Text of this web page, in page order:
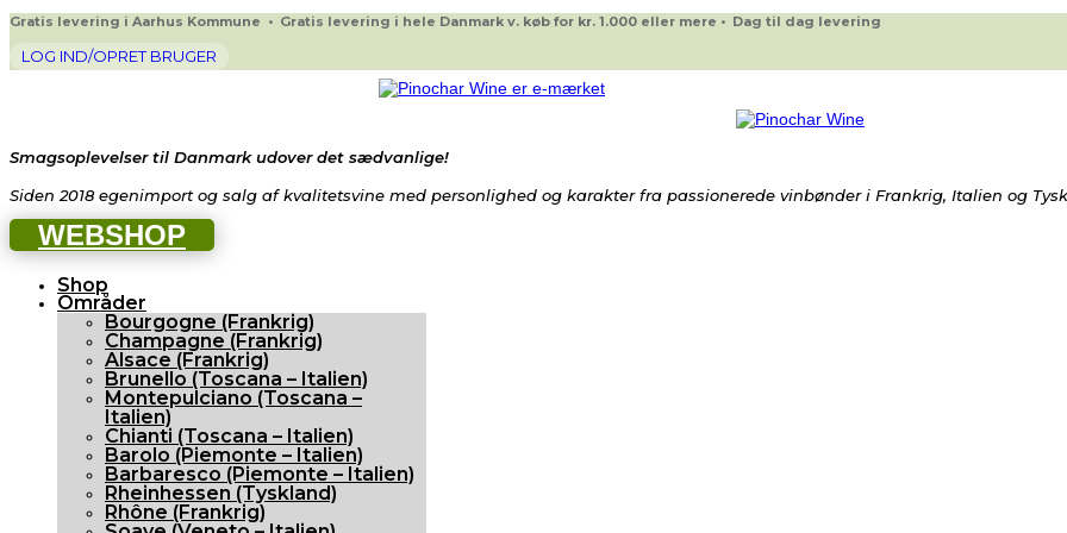
Gratis levering i Aarhus Kommune • Gratis levering i hele Danmark v. køb for kr. 1.000 eller mere • Dag til dag levering
LOG IND/OPRET BRUGER
Smagsoplevelser til Danmark udover det sædvanlige!
Siden 2018 egenimport og salg af kvalitetsvine med personlighed og karakter fra passionerede vinbønder i Frankrig, Italien og
WEBSHOP
Shop
Områder
Bourgogne (Frankrig)
Champagne (Frankrig)
Alsace (Frankrig)
Brunello (Toscana – Italien)
Montepulciano (Toscana –
Italien)
Chianti (Toscana – Italien)
Barolo (Piemonte – Italien)
Barbaresco (Piemonte – Italien)
Rheinhessen (Tyskland)
Rhône (Frankrig)